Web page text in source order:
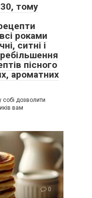
тому
роками
ситні і
пісного
ароматних
дозволити
вам
0